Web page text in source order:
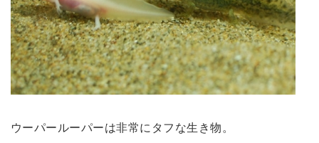
ウーパールーパーは非常にタフな生き物。